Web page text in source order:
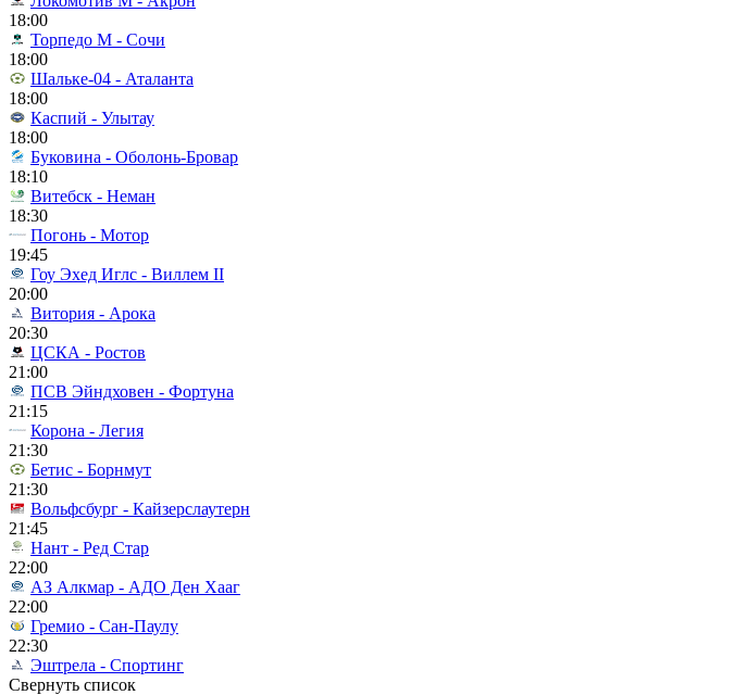
18:00
Торпедо М - Сочи
18:00
Шальке-04 - Аталанта
18:00
Каспий - Улытау
18:00
Буковина - Оболонь-Бровар
18:10
Витебск - Неман
18:30
Погонь - Мотор
19:45
Гоу Эхед Иглс - Виллем II
20:00
Витория - Арока
20:30
ЦСКА - Ростов
21:00
ПСВ Эйндховен - Фортуна
21:15
Корона - Легия
21:30
Бетис - Борнмут
21:30
Вольфсбург - Кайзерслаутерн
21:45
Нант - Ред Стар
22:00
АЗ Алкмар - АДО Ден Хааг
22:00
Гремио - Сан-Паулу
22:30
Эштрела - Спортинг
Свернуть список